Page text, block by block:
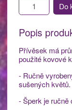
Do
Popis
Přívěsek má
použité kovové
- Ručně
sušených květů.
- Šperk je ručně